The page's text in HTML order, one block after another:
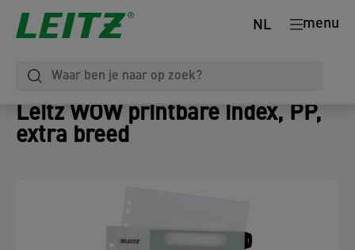
menu
NL
Leitz WOW printbare index, PP,
extra breed